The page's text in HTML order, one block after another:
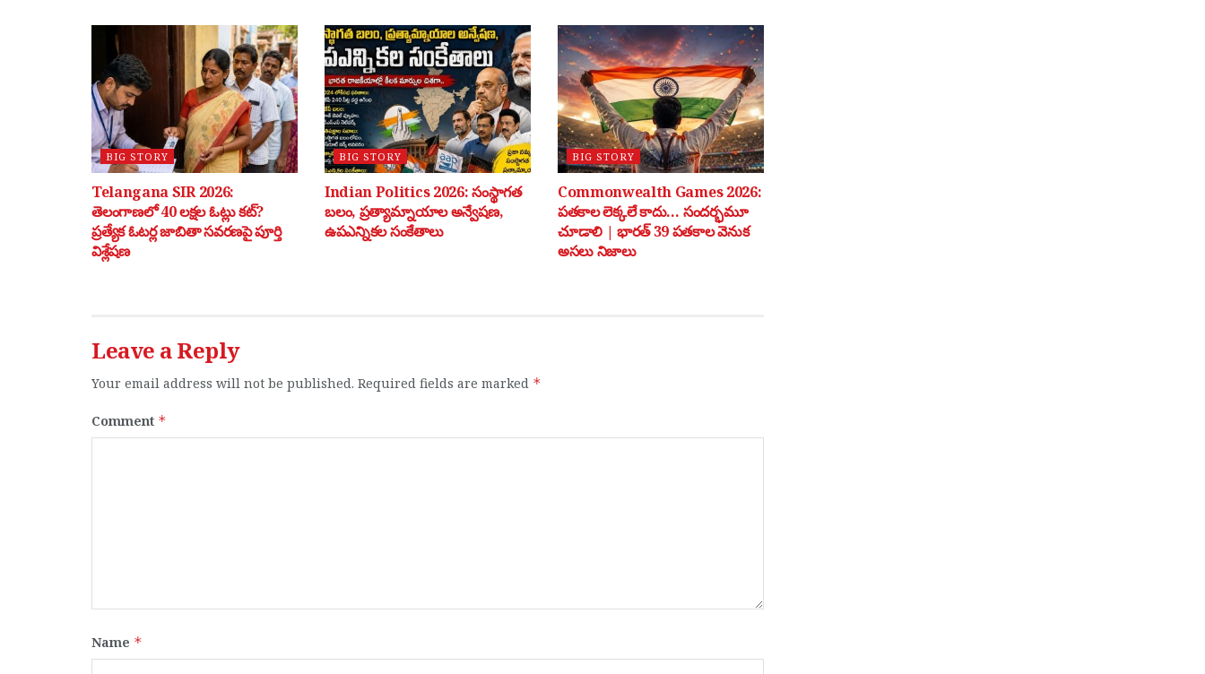
BIG STORY
Telangana SIR 2026:
తెలంగాణలో 40 లక్షల ఓట్లు కట్?
ప్రత్యేక ఓటర్ల జాబితా సవరణపై పూర్తి
విశ్లేషణ
BIG STORY
Indian Politics 2026: సంస్థాగత
బలం, ప్రత్యామ్నాయాల అన్వేషణ,
ఉపఎన్నికల సంకేతాలు
BIG STORY
Commonwealth Games 2026:
పతకాల లెక్కలే కాదు… సందర్భమూ
చూడాలి | భారత్ 39 పతకాల వెనుక
అసలు నిజాలు
Leave a Reply
Your email address will not be published. Required fields are marked *
Comment *
Name *